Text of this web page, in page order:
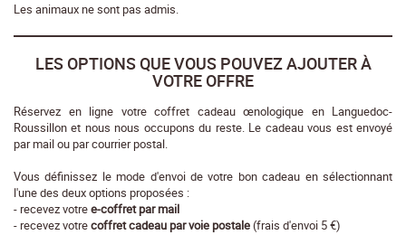
Les animaux ne sont pas admis.
LES OPTIONS QUE VOUS POUVEZ AJOUTER À
VOTRE OFFRE
Réservez en ligne votre coffret cadeau œnologique en Languedoc-
Roussillon et nous nous occupons du reste. Le cadeau vous est envoyé
par mail ou par courrier postal.
Vous définissez le mode d'envoi de votre bon cadeau en sélectionnant
l'une des deux options proposées :
- recevez votree-coffret par mail
- recevez votrecoffret cadeau par voie postale(frais d'envoi 5 €)